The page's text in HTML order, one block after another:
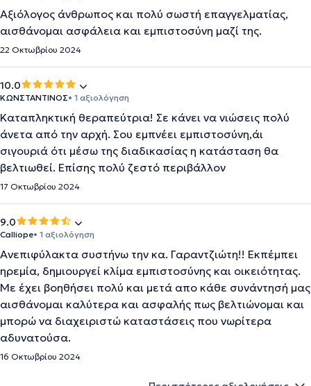
Αξιόλογος άνθρωπος και πολύ σωστή επαγγελματίας,
αισθάνομαι ασφάλεια και εμπιστοσύνη μαζί της.
22 Οκτωβρίου 2024
10.0
ΚΩΝΣΤΑΝΤΙΝΟΣ• 1 αξιολόγηση
Καταπληκτική θεραπεύτρια! Σε κάνει να νιώσεις πολύ
άνετα από την αρχή. Σου εμπνέει εμπιστοσύνη,άι
σιγουριά ότι μέσω της διαδικασίας η κατάσταση θα
βελτιωθεί. Επίσης πολύ ζεστό περιβάλλον
17 Οκτωβρίου 2024
9.0
Calliope• 1 αξιολόγηση
Ανεπιφύλακτα συστήνω την κα. Γαραντζιώτη!! Εκπέμπει
ηρεμία, δημιουργεί κλίμα εμπιστοσύνης και οικειότητας.
Με έχει βοηθήσει πολύ και μετά απο κάθε συνάντησή μας
αισθάνομαι καλύτερα και ασφαλής πως βελτιώνομαι και
μπορώ να διαχειριστώ καταστάσεις που νωρίτερα
αδυνατούσα.
16 Οκτωβρίου 2024